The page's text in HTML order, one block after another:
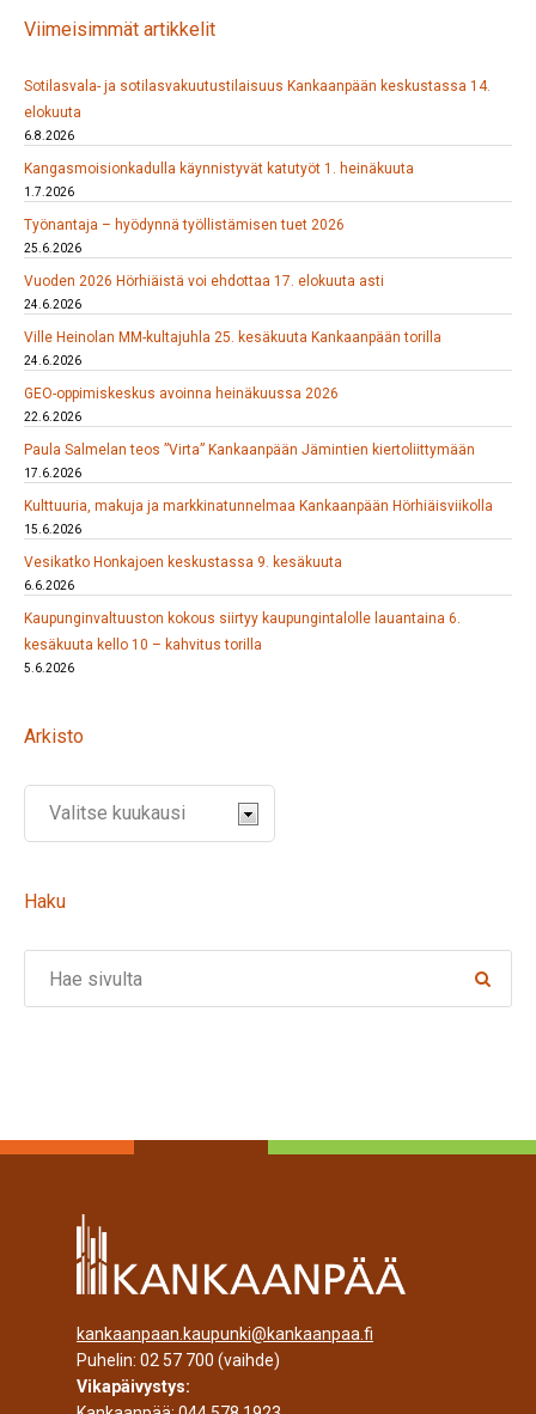
Viimeisimmät artikkelit
Sotilasvala- ja sotilasvakuutustilaisuus Kankaanpään keskustassa 14.
elokuuta
6.8.2026
Kangasmoisionkadulla käynnistyvät katutyöt 1. heinäkuuta
1.7.2026
Työnantaja – hyödynnä työllistämisen tuet 2026
25.6.2026
Vuoden 2026 Hörhiäistä voi ehdottaa 17. elokuuta asti
24.6.2026
Ville Heinolan MM-kultajuhla 25. kesäkuuta Kankaanpään torilla
24.6.2026
GEO-oppimiskeskus avoinna heinäkuussa 2026
22.6.2026
Paula Salmelan teos ”Virta” Kankaanpään Jämintien kiertoliittymään
17.6.2026
Kulttuuria, makuja ja markkinatunnelmaa Kankaanpään Hörhiäisviikolla
15.6.2026
Vesikatko Honkajoen keskustassa 9. kesäkuuta
6.6.2026
Kaupunginvaltuuston kokous siirtyy kaupungintalolle lauantaina 6.
kesäkuuta kello 10 – kahvitus torilla
5.6.2026
Arkisto
Haku
kankaanpaan.kaupunki@kankaanpaa.fi
Puhelin: 02 57 700 (vaihde)
Vikapäivystys: